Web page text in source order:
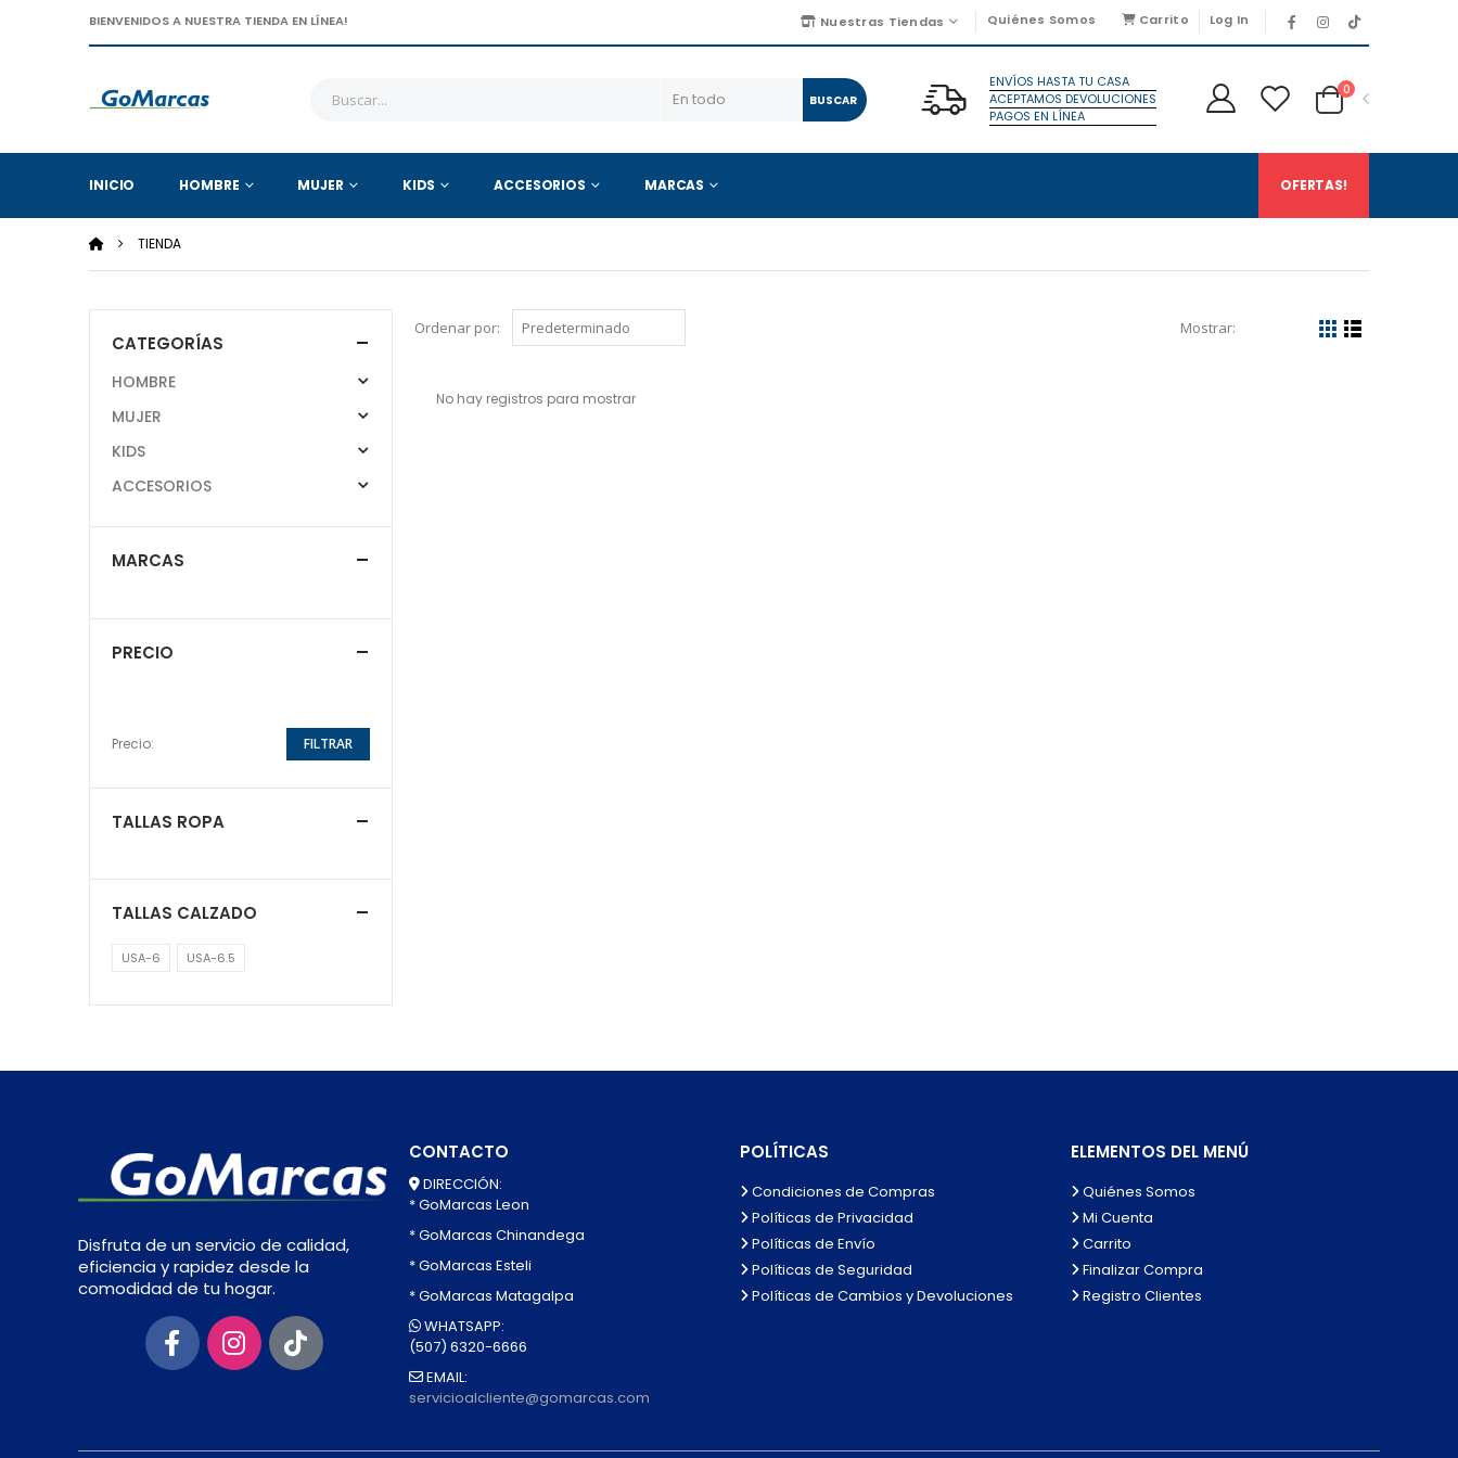
BIENVENIDOS A NUESTRA TIENDA EN LÍNEA! Nuestras Tiendas Quiénes Somos Carrito Log In
BUSCAR
ENVÍOS HASTA TU CASA
ACEPTAMOS DEVOLUCIONES
PAGOS EN LÍNEA
0
INICIO HOMBRE MUJER KIDS ACCESORIOS MARCAS OFERTAS!
TIENDA
Ordenar por: Mostrar:
No hay registros para mostrar
CATEGORÍAS
HOMBRE
MUJER
KIDS
ACCESORIOS
MARCAS
PRECIO
Precio: FILTRAR
TALLAS ROPA
TALLAS CALZADO
USA-6 USA-6.5
Disfruta de un servicio de calidad,
eficiencia y rapidez desde la
comodidad de tu hogar.
CONTACTO
DIRECCIÓN:
* GoMarcas Leon
* GoMarcas Chinandega
* GoMarcas Esteli
* GoMarcas Matagalpa
WHATSAPP:
(507) 6320-6666
EMAIL:
servicioalcliente@gomarcas.com
POLÍTICAS
Condiciones de Compras
Políticas de Privacidad
Políticas de Envío
Políticas de Seguridad
Políticas de Cambios y Devoluciones
ELEMENTOS DEL MENÚ
Quiénes Somos
Mi Cuenta
Carrito
Finalizar Compra
Registro Clientes